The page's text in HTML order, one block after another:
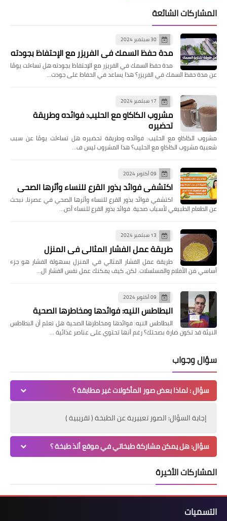
المشاركات الشائعة
30 سبتمبر 2024
مدة حفظ السمك في الفريزر مع الإحتفاظ بجودته
مدة حفظ السمك في الفريزر مع الإحتفاظ بجودته هل تساءلت يومًا
عن مدة حفظ السمك في الفريزر؟ هذا يساعد في الحفاظ على جودت…
17 سبتمبر 2024
مشروب الكاكاو مع الحليب: فوائده وطريقة
تحضيره
مشروب الكاكاو مع الحليب: فوائده وطريقة تحضيره هل تساءلت يومًا عن سبب
شعبية مشروب الكاكاو مع الحليب؟ هذا المشروب ليس ف…
09 أكتوبر 2024
اكتشفي فوائد بذور القرع للنساء وأثرها الصحي
اكتشفي فوائد بذور القرع للنساء وأثرها الصحي في عصرنا، نبحث
عن الطعام الطبيعي لأسباب صحية. فوائد بذور القرع للنساء أص…
13 سبتمبر 2024
طريقة عمل الفشار المثالي في المنزل
طريقة عمل الفشار المثالي في المنزل بسهولة الفشار هو جزء
أساسي من الأفلام والمسلسلات. لكن، كيف يمكنك عمل نفس الفشار ال…
09 أكتوبر 2024
البطاطس النيه: فوائدها ومخاطرها الصحية
البطاطس النيه: فوائدها ومخاطرها الصحية هل تعلم أن البطاطس
النيئة قد تكون ضارة بصحتك؟ رغم أنها تحتوي على عناصر غذائية …
سؤال وجواب
سؤال : لماذا بعض صور المأكولات غير مطابقة ؟
إجابة السؤال: الصور تعبيرية عن الطبخة ( تقريبية )
سؤال: هل يمكن مشاركة طبخاتي في موقع ألذ طبخة ؟
المشاركات الأخيرة
التسميات